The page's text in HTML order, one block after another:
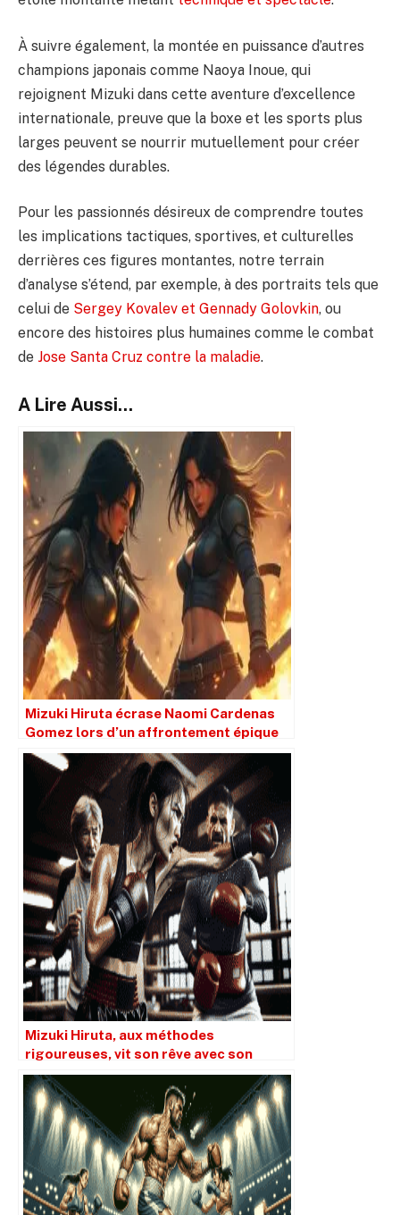
À suivre également, la montée en puissance d’autres
champions japonais comme Naoya Inoue, qui
rejoignent Mizuki dans cette aventure d’excellence
internationale, preuve que la boxe et les sports plus
larges peuvent se nourrir mutuellement pour créer
des légendes durables.
Pour les passionnés désireux de comprendre toutes
les implications tactiques, sportives, et culturelles
derrières ces figures montantes, notre terrain
d’analyse s’étend, par exemple, à des portraits tels que
celui de Sergey Kovalev et Gennady Golovkin, ou
encore des histoires plus humaines comme le combat
de Jose Santa Cruz contre la maladie.
A Lire Aussi...
Mizuki Hiruta écrase Naomi Cardenas
Gomez lors d’un affrontement épique
Mizuki Hiruta, aux méthodes
rigoureuses, vit son rêve avec son
entraîneur Manny Robles.